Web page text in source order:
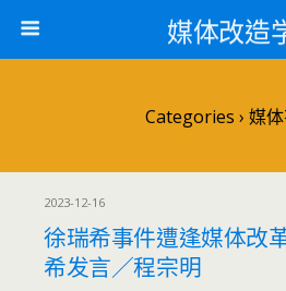
媒体改造
Categories › 媒
2023-12-16
徐瑞希事件遭逢媒体改
希发言／程宗明